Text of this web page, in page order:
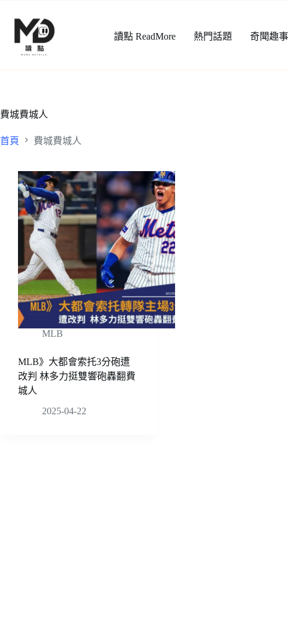
讀點 ReadMore 熱門話題 奇聞趣事
費城費城人
首頁 費城費城人
MLB
MLB》大都會索托3分砲遭
改判 林多力挺雙響砲轟翻費
城人
2025-04-22